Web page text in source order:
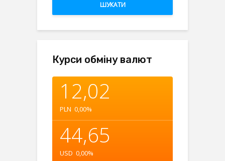
ШУКАТИ
Курси обміну валют
12,02
PLN 0,00%
44,65
USD 0,00%